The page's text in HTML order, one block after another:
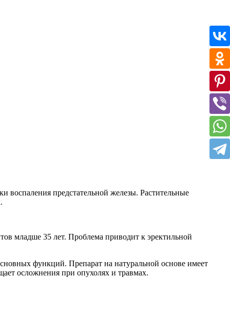
воспаления предстательной железы. Растительные
младше 35 лет. Проблема приводит к эректильной
функций. Препарат на натуральной основе имеет
осложнения при опухолях и травмах.